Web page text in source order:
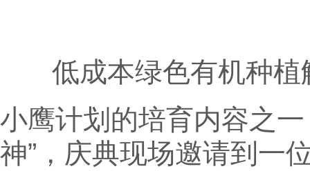
低成本绿色有机种
小鹰计划的培育内容之
神”，庆典现场邀请到一